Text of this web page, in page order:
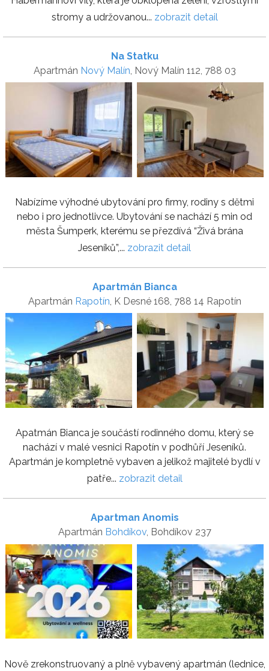
stromy a udržovanou... zobrazit detail
Na Statku
Apartmán Nový Malín, Nový Malín 112, 788 03
Nabízíme výhodné ubytování pro firmy, rodiny s dětmi
nebo i pro jednotlivce. Ubytování se nachází 5 min od
města Šumperk, kterému se přezdívá “Živá brána
Jeseníků”,... zobrazit detail
Apartmán Bianca
Apartmán Rapotín, K Desné 168, 788 14 Rapotín
Apatmán Bianca je součástí rodinného domu, který se
nachází v malé vesnici Rapotín v podhůří Jeseníků.
Apartmán je kompletně vybaven a jelikož majitelé bydlí v
patře... zobrazit detail
Apartman Anomis
Apartmán Bohdíkov, Bohdíkov 237
Nově zrekonstruovaný a plně vybavený apartmán (lednice,